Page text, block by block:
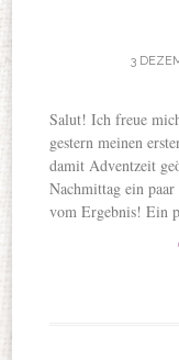
3
Salut! Ich freue
gestern meinen
damit Adventzeit
Nachmittag ein
vom Ergebnis! Ein